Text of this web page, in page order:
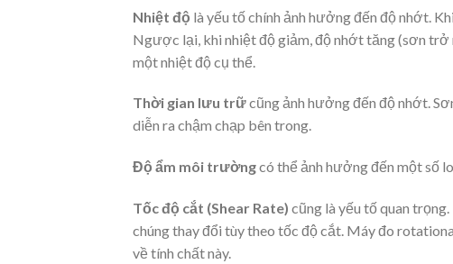
Nhiệt độ là yếu tố chính ảnh hưởng đến độ nhớt.
Ngược lại, khi nhiệt độ giảm, độ nhớt tăng (sơn trở
một nhiệt độ cụ thể.
Thời gian lưu trữcũng ảnh hưởng đến độ nhớt.
diễn ra chậm chạp bên trong.
Độ ẩm môi trườngcó thể ảnh hưởng đến một số
Tốc độ cắt (Shear Rate) cũng là yếu tố quan
chúng thay đổi tùy theo tốc độ cắt. Máy đo
về tính chất này.